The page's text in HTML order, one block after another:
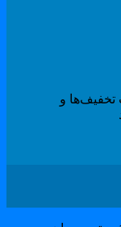
و